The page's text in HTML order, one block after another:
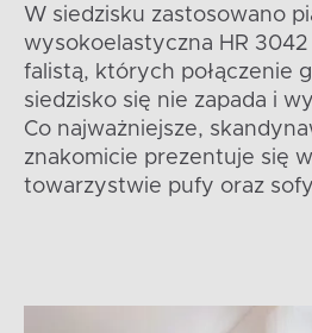
W siedzisku zastosowano
wysokoelastyczna HR
falistą, których połączenie
siedzisko się nie zapada i
Co najważniejsze,
znakomicie prezentuje się
towarzystwie pufy oraz